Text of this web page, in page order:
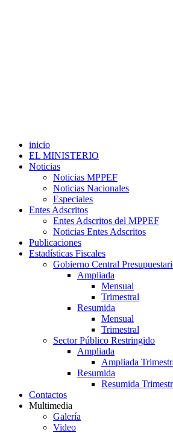
inicio
EL MINISTERIO
Noticias
Noticias MPPEF
Noticias Nacionales
Especiales
Entes Adscritos
Entes Adscritos del MPPEF
Noticias Entes Adscritos
Publicaciones
Estadísticas Fiscales
Gobierno Central
Ampliada
Mensual
Trimestral
Resumida
Mensual
Trimestral
Sector Público Restringido
Ampliada
Ampliada
Resumida
Resumida
Contactos
Multimedia
Galería
Video